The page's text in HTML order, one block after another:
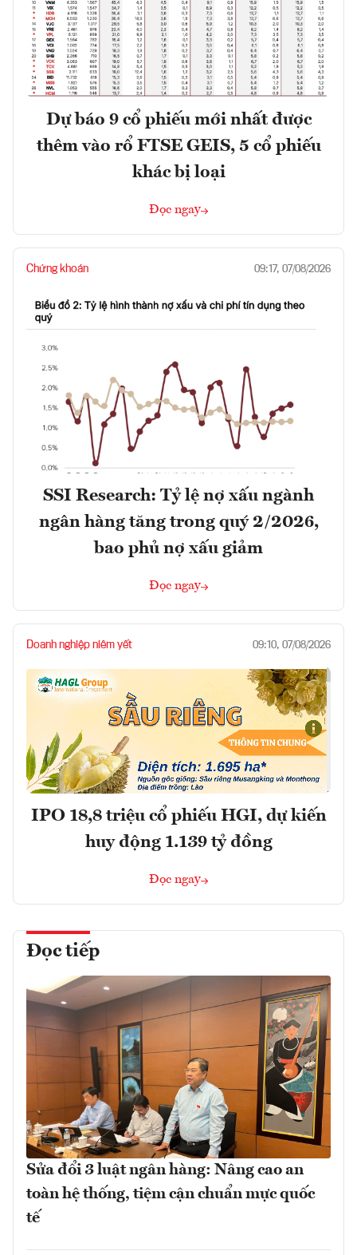
Dự báo 9 cổ phiếu mới nhất được
thêm vào rổ FTSE GEIS, 5 cổ phiếu
khác bị loại
Đọc ngay
Chứng khoán 09:17, 07/08/2026
SSI Research: Tỷ lệ nợ xấu ngành
ngân hàng tăng trong quý 2/2026,
bao phủ nợ xấu giảm
Đọc ngay
Doanh nghiệp niêm yết 09:10, 07/08/2026
IPO 18,8 triệu cổ phiếu HGI, dự kiến
huy động 1.139 tỷ đồng
Đọc ngay
Đọc tiếp
Sửa đổi 3 luật ngân hàng: Nâng cao an
toàn hệ thống, tiệm cận chuẩn mực quốc
tế